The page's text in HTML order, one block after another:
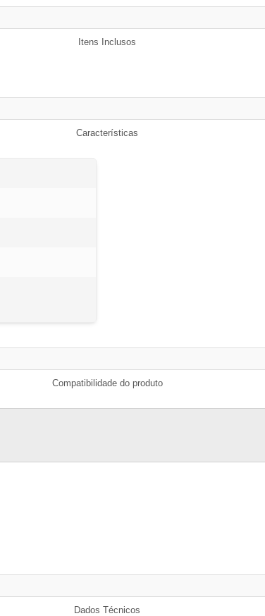
Itens Inclusos
Características
Compatibilidade do produto
Dados Técnicos